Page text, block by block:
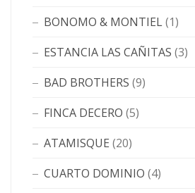
BONOMO & MONTIEL(1)
ESTANCIA LAS CAÑITAS (3)
BAD BROTHERS (9)
FINCA DECERO (5)
ATAMISQUE (20)
CUARTO DOMINIO (4)